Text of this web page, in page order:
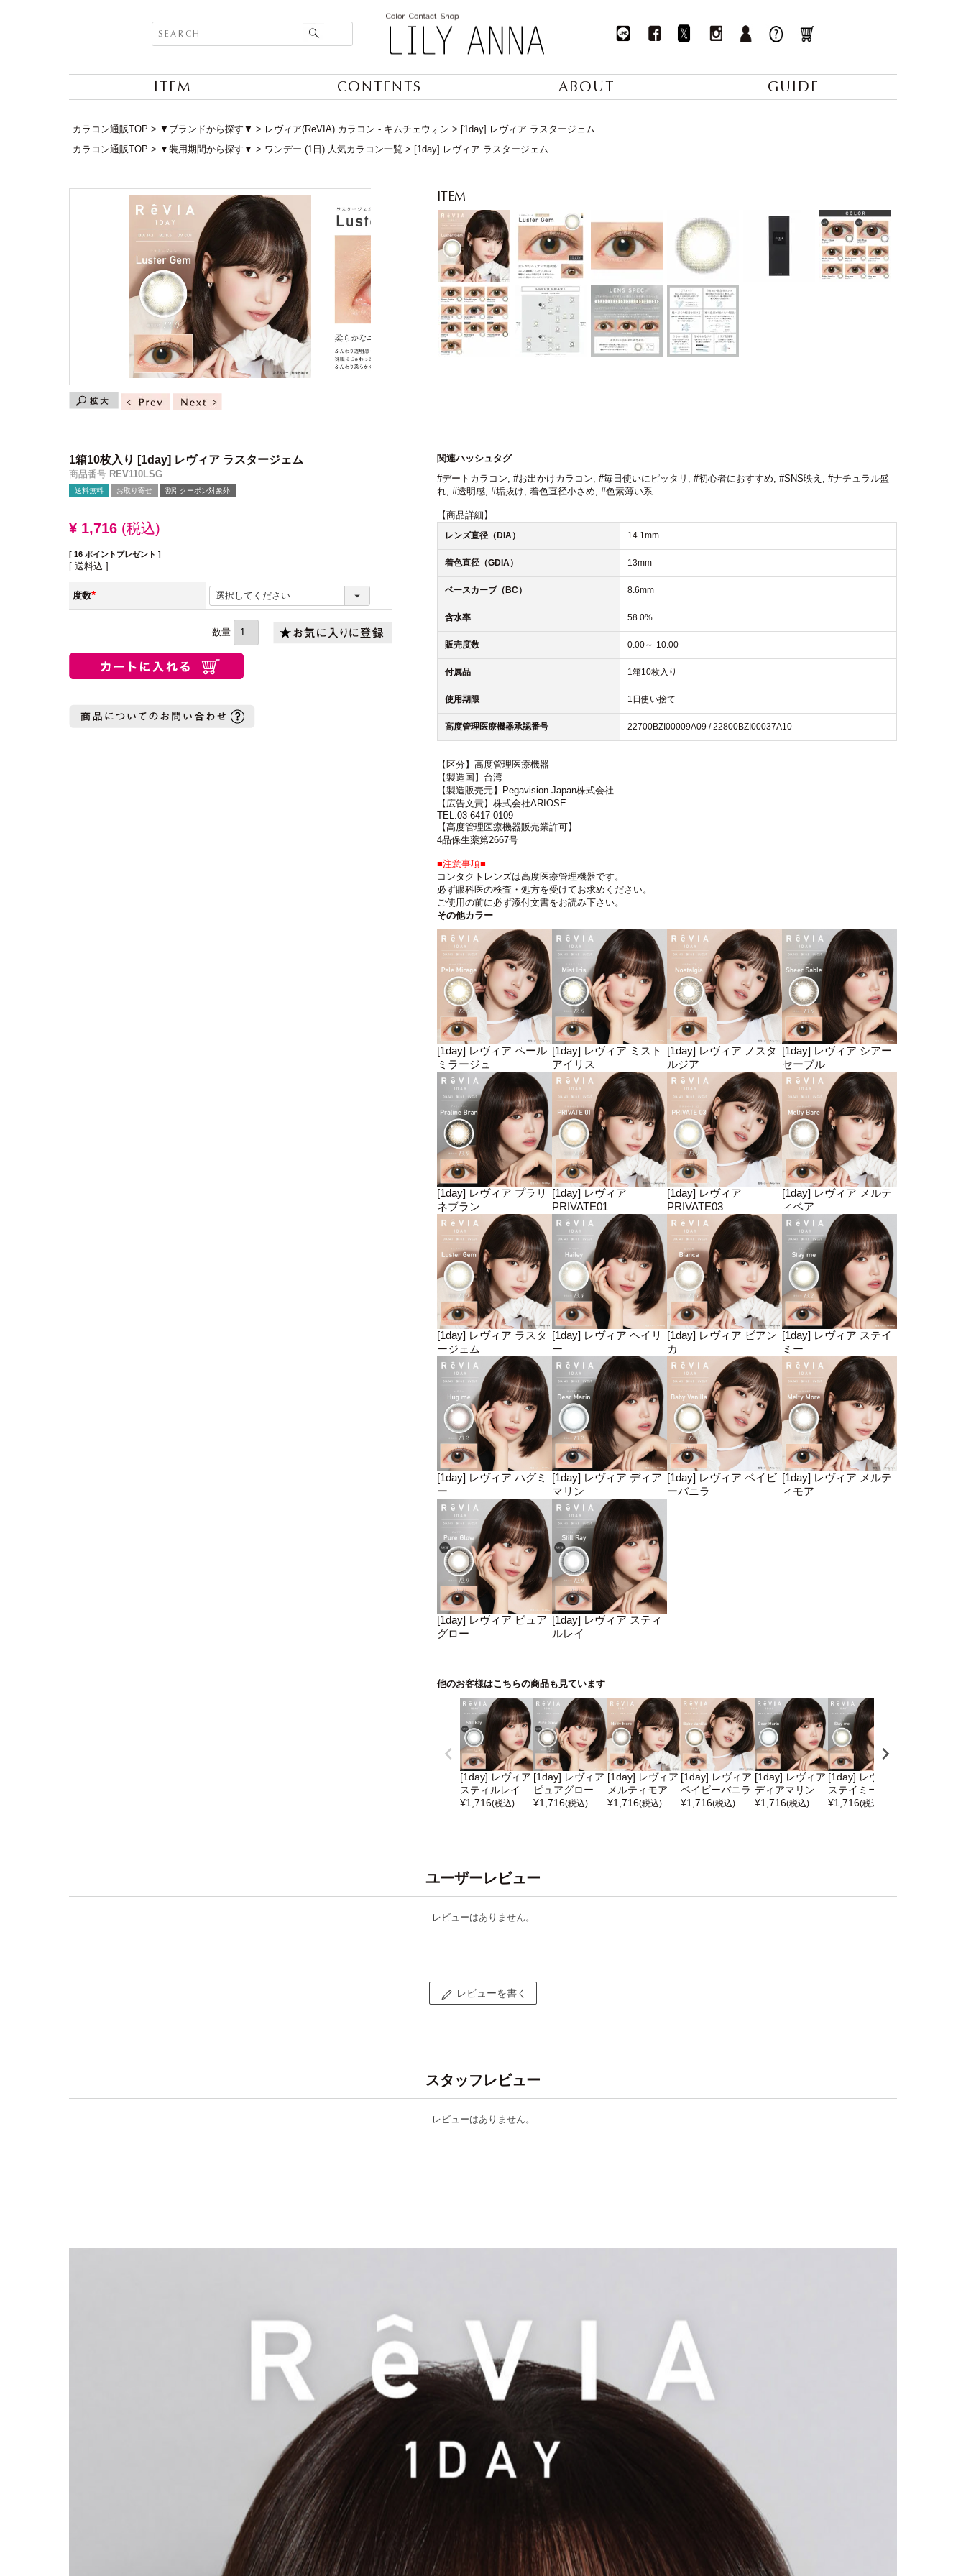
ITEM CONTENTS ABOUT GUIDE
カラコン通販TOP ▼ブランドから探す▼ レヴィア(ReVIA) カラコン - キムチェウォン
[1day] レヴィア ラスタージェム
カラコン通販TOP
▼装用期間から探す▼ ワンデー (1日) 人気カラコン一覧 [1day] レヴィア ラスタージェム
1箱10枚入り [1day] レヴィア ラスタージェム
商品番号 REV110LSG
送料無料 お取り寄せ 割引クーポン対象外
¥ 1,716 税込
[ 16 ポイントプレゼント ]
送料込
度数
(必
関連ハッシュタグ
#デートカラコン, #お出かけカラコン, #毎日使いにピッタリ , #初心者におすすめ, #SNS映え , #ナチュラル盛
れ, #透明感, #垢抜け, 着色直径小さめ, #色素薄い系
【商品詳細】
レンズ直径（DIA） 14.1mm
着色直径（GDIA） 13mm
ベースカーブ（BC） 8.6mm
含水率 58.0%
販売度数 0.00～-10.00
付属品 1箱10枚入り
使用期限 1日使い捨て
高度管理医療機器承認番号 22700BZI00009A09 / 22800BZI00037A10
【区分】高度管理医療機器
【製造国】台湾
【製造販売元】Pegavision Japan株式会社
【広告文責】株式会社ARIOSE
TEL:03-6417-0109
【高度管理医療機器販売業許可】
4品保生薬第2667号
■注意事項■
コンタクトレンズは高度医療管理機器です。
必ず眼科医の検査・処方を受けてお求めください。
ご使用の前に必ず添付文書をお読み下さい。
その他カラー
[1day] レヴィア ペール
ミラージュ
[1day] レヴィア ミスト
アイリス
[1day] レヴィア ノスタ
ルジア
[1day] レヴィア シアー
セーブル
[1day] レヴィア プラリ
ネブラン
[1day] レヴィア
PRIVATE01
[1day] レヴィア
PRIVATE03
[1day] レヴィア メルテ
ィベア
[1day] レヴィア ラスタ
ージェム
[1day] レヴィア ヘイリ
ー
[1day] レヴィア ビアン
カ
[1day] レヴィア ステイ
ミー
[1day] レヴィア ハグミ
ー
[1day] レヴィア ディア
マリン
[1day] レヴィア ベイビ
ーバニラ
[1day] レヴィア メルテ
ィモア
[1day] レヴィア ピュア
グロー
[1day] レヴィア スティ
ルレイ
他のお客様はこちらの商品も見ています
[1day] レヴィア
スティルレイ
¥1,716(税込)
[1day] レヴィア
ピュアグロー
¥1,716(税込)
[1day] レヴィア
メルティモア
¥1,716(税込)
[1day] レヴィア
ベイビーバニラ
¥1,716(税込)
[1day] レヴィア
ディアマリン
¥1,716(税込)
[1day] レヴィア
ステイミー
¥1,716(税込)
ユーザーレビュー
レビューはありません。
レビューを書く
スタッフレビュー
レビューはありません。